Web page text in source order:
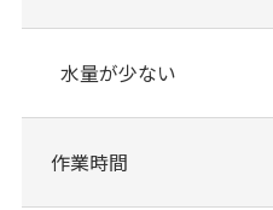
水量が少ない
作業時間